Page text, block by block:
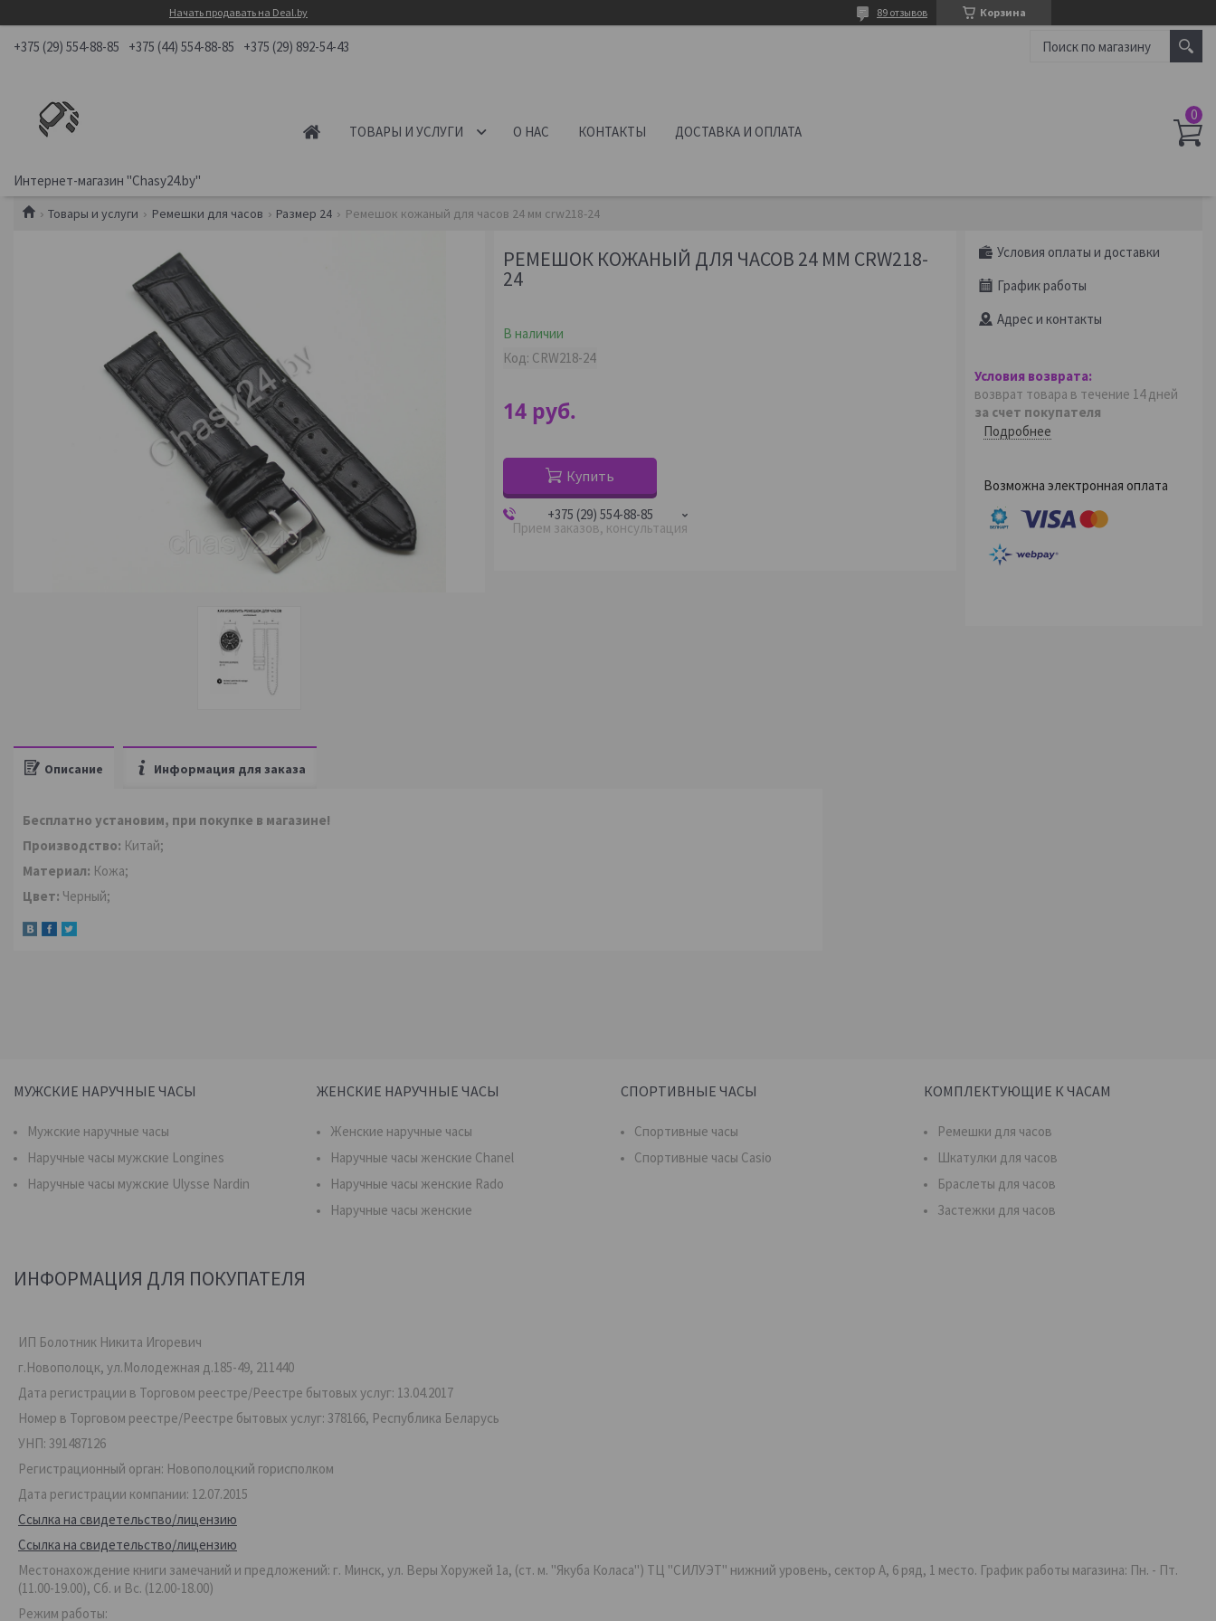
Начать продавать на Deal.by Корзина
89 отзывов
+375 (29) 554-88-85 +375 (44) 554-88-85 +375 (29) 892-54-43
Интернет-магазин "Chasy24.by"
ТОВАРЫ И УСЛУГИ О НАС КОНТАКТЫ ДОСТАВКА И ОПЛАТА
Товары и услуги Ремешки для часов Размер 24 Ремешок кожаный для часов 24 мм crw218-24
РЕМЕШОК КОЖАНЫЙ ДЛЯ ЧАСОВ 24 ММ CRW218-
24
В наличии
Код: CRW218-24
14 руб.
Купить
+375 (29) 554-88-85
Прием заказов, консультация
Условия оплаты и доставки
График работы
Адрес и контакты
возврат товара в течение 14 дней
за счет покупателя
Подробнее
Описание Информация для заказа
Бесплатно установим, при покупке в магазине!
Производство: Китай;
Материал: Кожа;
Цвет: Черный;
МУЖСКИЕ НАРУЧНЫЕ ЧАСЫ
Мужские наручные часы
Наручные часы мужские Longines
Наручные часы мужские Ulysse Nardin
ЖЕНСКИЕ НАРУЧНЫЕ ЧАСЫ
Женские наручные часы
Наручные часы женские Chanel
Наручные часы женские Rado
Наручные часы женские
СПОРТИВНЫЕ ЧАСЫ
Спортивные часы
Спортивные часы Casio
КОМПЛЕКТУЮЩИЕ К ЧАСАМ
Ремешки для часов
Шкатулки для часов
Браслеты для часов
Застежки для часов
ИНФОРМАЦИЯ ДЛЯ ПОКУПАТЕЛЯ
ИП Болотник Никита Игоревич
г.Новополоцк, ул.Молодежная д.185-49, 211440
Дата регистрации в Торговом реестре/Реестре бытовых услуг: 13.04.2017
Номер в Торговом реестре/Реестре бытовых услуг: 378166, Республика Беларусь
УНП: 391487126
Регистрационный орган: Новополоцкий горисполком
Дата регистрации компании: 12.07.2015
Ссылка на свидетельство/лицензию
Ссылка на свидетельство/лицензию
Местонахождение книги замечаний и предложений: г. Минск, ул. Веры Хоружей 1а, (ст. м. "Якуба Коласа") ТЦ "СИЛУЭТ" нижний уровень, сектор А, 6 ряд, 1 место. График работы магазина: Пн. - Пт.
(11.00-19.00), Сб. и Вс. (12.00-18.00)
Режим работы: